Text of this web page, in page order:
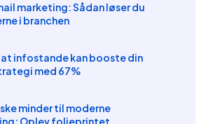
marketing: Sådan løser du
i branchen
infostande kan booste din
med 67%
minder til moderne
Oplev folieprintet